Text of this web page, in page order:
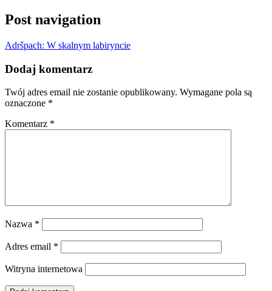
Post navigation
Adršpach: W skalnym labiryncie
Dodaj komentarz
Twój adres email nie zostanie opublikowany. Wymagane pola są
oznaczone *
Komentarz *
Nazwa *
Adres email *
Witryna internetowa